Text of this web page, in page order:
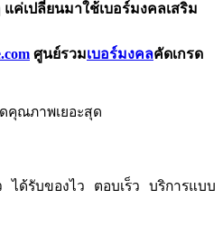
ค่เปลี่ยนมาใช้เบอร์มงคลเสริม
ศูนย์รวมเบอร์มงคลคัดเกรด
คุณภาพเยอะสุด
ได้รับของไว ตอบเร็ว บริการแบบ